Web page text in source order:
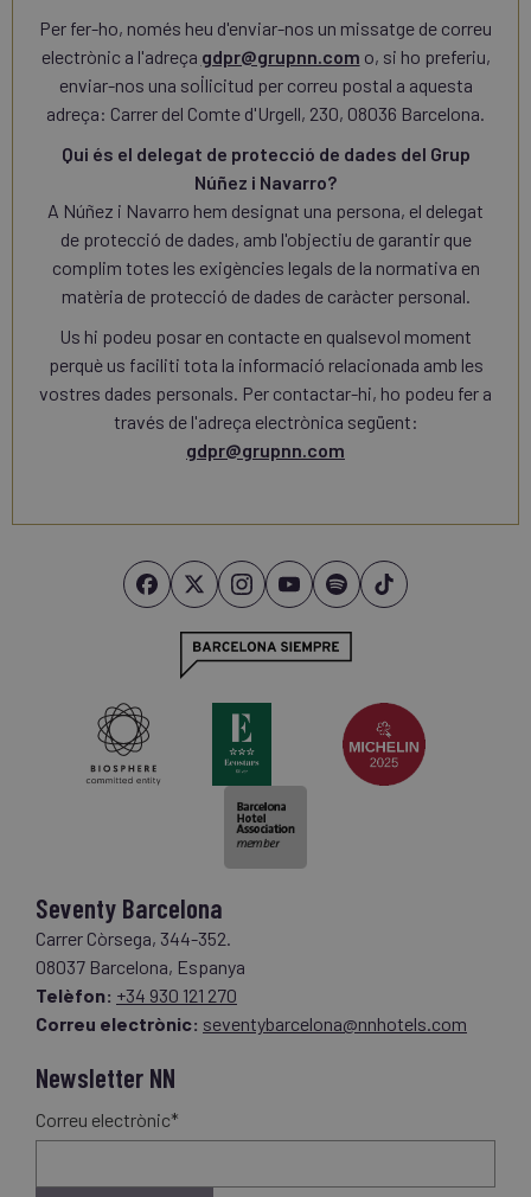
Per fer-ho, només heu d'enviar-nos un missatge de correu
electrònic a l'adreça gdpr@grupnn.com o, si ho preferiu,
enviar-nos una sol·licitud per correu postal a aquesta
adreça: Carrer del Comte d'Urgell, 230, 08036 Barcelona.
Qui és el delegat de protecció de dades del Grup
Núñez i Navarro?
A Núñez i Navarro hem designat una persona, el delegat
de protecció de dades, amb l'objectiu de garantir que
complim totes les exigències legals de la normativa en
matèria de protecció de dades de caràcter personal.
Us hi podeu posar en contacte en qualsevol moment
perquè us faciliti tota la informació relacionada amb les
vostres dades personals. Per contactar-hi, ho podeu fer a
través de l'adreça electrònica següent:
gdpr@grupnn.com
Seventy Barcelona
Carrer Còrsega, 344-352.
08037 Barcelona, Espanya
Telèfon: +34 930 121 270
Correu electrònic: seventybarcelona@nnhotels.com
Newsletter NN
Correu electrònic*